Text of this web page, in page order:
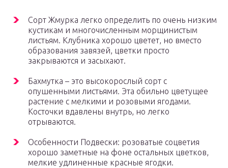
Сорт Жмурка легко определить по очень низким
кустикам и многочисленным морщинистым
листьям. Клубника хорошо цветет, но вместо
образования завязей, цветки просто
закрываются и засыхают.
Бахмутка – это высокорослый сорт с
опушенными листьями. Эта обильно цветущее
растение с мелкими и розовыми ягодами.
Косточки вдавлены внутрь, но легко
отрываются.
Особенности Подвески: розоватые соцветия
хорошо заметные на фоне остальных цветков,
мелкие удлиненные красные ягодки.